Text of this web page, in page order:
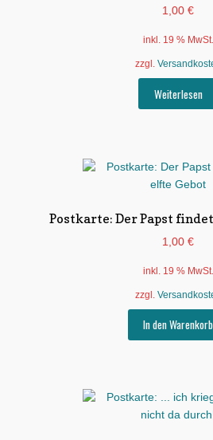
1,00 €
inkl. 19 % MwSt.
zzgl.
Weiterlesen
Postkarte: Der Papst
1,00 €
inkl. 19 % MwSt.
zzgl.
In den Warenkorb